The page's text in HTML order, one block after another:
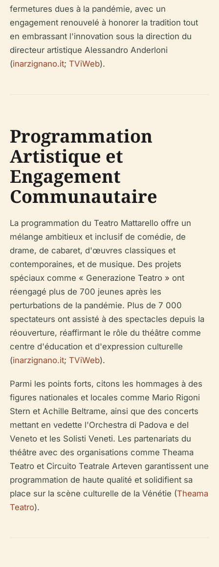
fermetures dues à la pandémie, avec un
engagement renouvelé à honorer la tradition tout
en embrassant l'innovation sous la direction du
directeur artistique Alessandro Anderloni
(inarzignano.it; TViWeb).
Programmation
Artistique et
Engagement
Communautaire
La programmation du Teatro Mattarello offre un
mélange ambitieux et inclusif de comédie, de
drame, de cabaret, d'œuvres classiques et
contemporaines, et de musique. Des projets
spéciaux comme « Generazione Teatro » ont
réengagé plus de 700 jeunes après les
perturbations de la pandémie. Plus de 7 000
spectateurs ont assisté à des spectacles depuis la
réouverture, réaffirmant le rôle du théâtre comme
centre d'éducation et d'expression culturelle
(inarzignano.it; TViWeb).
Parmi les points forts, citons les hommages à des
figures nationales et locales comme Mario Rigoni
Stern et Achille Beltrame, ainsi que des concerts
mettant en vedette l'Orchestra di Padova e del
Veneto et les Solisti Veneti. Les partenariats du
théâtre avec des organisations comme Theama
Teatro et Circuito Teatrale Arteven garantissent une
programmation de haute qualité et solidifient sa
place sur la scène culturelle de la Vénétie (Theama
Teatro).